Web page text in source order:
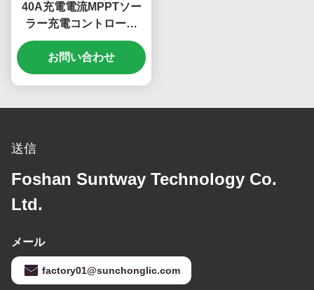
40A充電電流MPPTソー
ラー充電コントローラ
ー、180V PV入力、マル
チバッテリー対応
お問い合わせ
送信
Foshan Suntway Technology Co.
Ltd.
メール
factory01@sunchonglic.com